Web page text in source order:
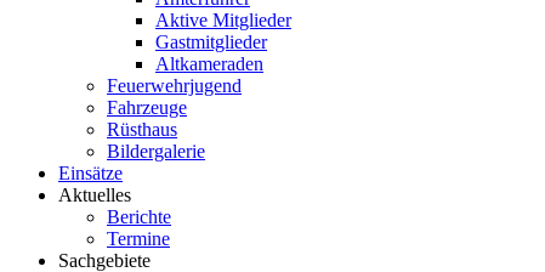
Aktive Mitglieder
Gastmitglieder
Altkameraden
Feuerwehrjugend
Fahrzeuge
Rüsthaus
Bildergalerie
Einsätze
Aktuelles
Berichte
Termine
Sachgebiete